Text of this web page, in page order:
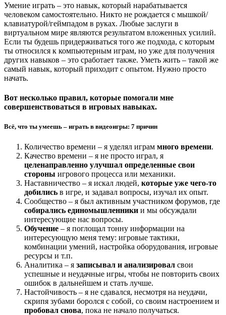
Умение играть – это навык, который нарабатывается
человеком самостоятельно. Никто не рождается с мышкой/
клавиатурой/геймпадом в руках. Любые заслуги в
виртуальном мире являются результатом вложенных усилий.
Если ты будешь придерживаться того же подхода, с которым
ты относился к компьютерным играм, но уже для получения
других навыков – это сработает также. Уметь жить – такой же
самый навык, который приходит с опытом. Нужно просто
начать.
Вот несколько правил, которые помогали мне
совершенствоваться в игровых навыках.
Всё, что ты умеешь – играть в видеоигры: 7 причин
Количество времени – я уделял играм много времени.
Качество времени – я не просто играл, я
целенаправленно улучшал определенные свои
стороны игрового процесса или механики.
Наставничество – я искал людей, которые уже чего-то
добились в игре, и задавал вопросы, изучал их опыт.
Сообщество – я был активным участником форумов, где
собирались единомышленники и мы обсуждали
интересующие нас вопросы.
Обучение – я поглощал тонну информации на
интересующую меня тему: игровые тактики,
комбинации умений, настройка оборудования, игровые
ресурсы и т.п.
Аналитика – я записывал и анализировал свои
успешные и неудачные игры, чтобы не повторить своих
ошибок в дальнейшем и стать лучше.
Настойчивость – я не сдавался, несмотря на неудачи,
скрипя зубами боролся с собой, со своим настроением и
пробовал снова, пока не начало получаться.